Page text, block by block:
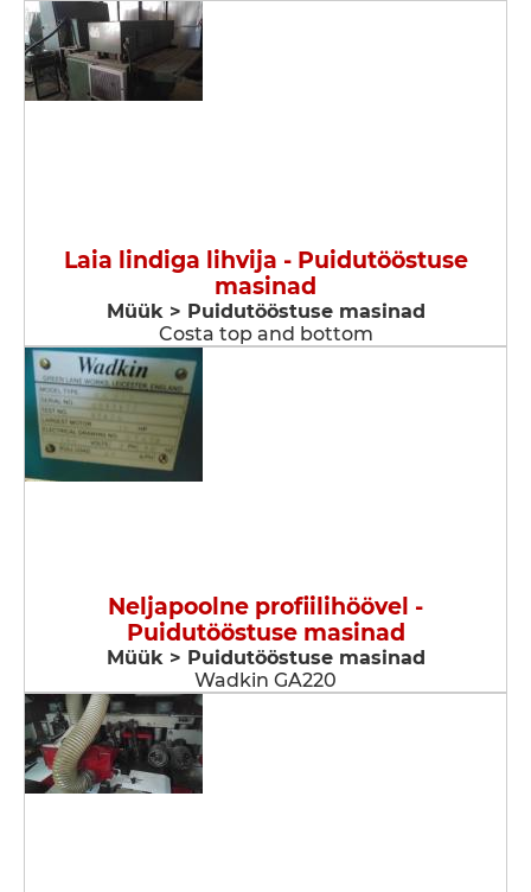
Laia lindiga lihvija - Puidutööstuse
masinad
Müük > Puidutööstuse masinad
Costa top and bottom
Neljapoolne profiilihöövel -
Puidutööstuse masinad
Müük > Puidutööstuse masinad
Wadkin GA220